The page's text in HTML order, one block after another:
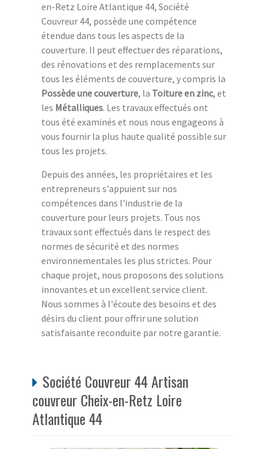
en-Retz Loire Atlantique 44, Société
Couvreur 44, possède une compétence
étendue dans tous les aspects de la
couverture. Il peut effectuer des réparations,
des rénovations et des remplacements sur
tous les éléments de couverture, y compris la
Possède une couverture, la Toiture en zinc, et
les Métalliques. Les travaux effectués ont
tous été examinés et nous nous engageons à
vous fournir la plus haute qualité possible sur
tous les projets.
Depuis des années, les propriétaires et les
entrepreneurs s'appuient sur nos
compétences dans l'industrie de la
couverture pour leurs projets. Tous nos
travaux sont effectués dans le respect des
normes de sécurité et des normes
environnementales les plus strictes. Pour
chaque projet, nous proposons des solutions
innovantes et un excellent service client.
Nous sommes à l'écoute des besoins et des
désirs du client pour offrir une solution
satisfaisante reconduite par notre garantie.
Société Couvreur 44 Artisan
couvreur Cheix-en-Retz Loire
Atlantique 44